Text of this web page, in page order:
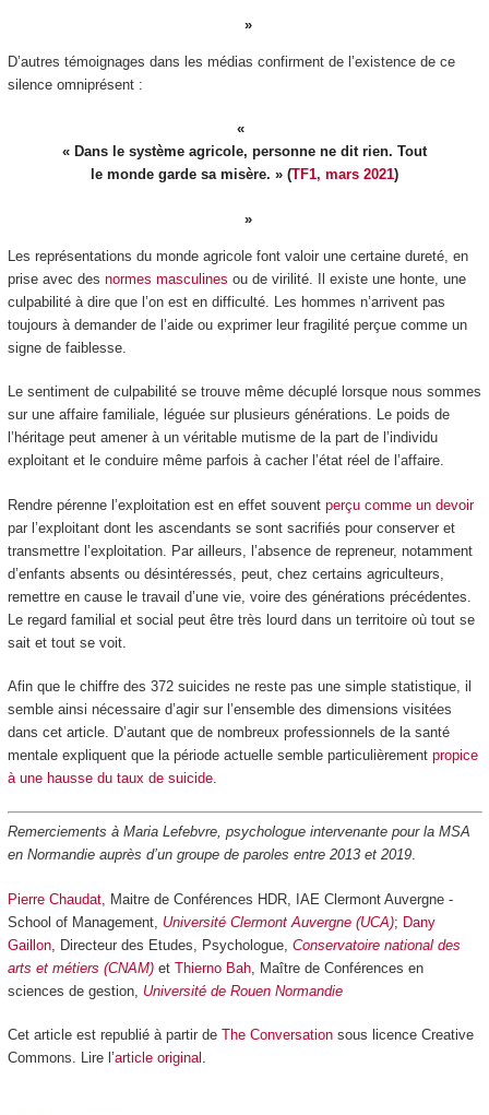
D’autres témoignages dans les médias confirment de l’existence de ce
silence omniprésent :
« Dans le système agricole, personne ne dit rien. Tout
le monde garde sa misère. » (TF1, mars 2021)
Les représentations du monde agricole font valoir une certaine dureté, en
prise avec des normes masculines ou de virilité. Il existe une honte, une
culpabilité à dire que l’on est en difficulté. Les hommes n’arrivent pas
toujours à demander de l’aide ou exprimer leur fragilité perçue comme un
signe de faiblesse.
Le sentiment de culpabilité se trouve même décuplé lorsque nous sommes
sur une affaire familiale, léguée sur plusieurs générations. Le poids de
l’héritage peut amener à un véritable mutisme de la part de l’individu
exploitant et le conduire même parfois à cacher l’état réel de l’affaire.
Rendre pérenne l’exploitation est en effet souvent perçu comme un devoir
par l’exploitant dont les ascendants se sont sacrifiés pour conserver et
transmettre l’exploitation. Par ailleurs, l’absence de repreneur, notamment
d’enfants absents ou désintéressés, peut, chez certains agriculteurs,
remettre en cause le travail d’une vie, voire des générations précédentes.
Le regard familial et social peut être très lourd dans un territoire où tout se
sait et tout se voit.
Afin que le chiffre des 372 suicides ne reste pas une simple statistique, il
semble ainsi nécessaire d’agir sur l’ensemble des dimensions visitées
dans cet article. D’autant que de nombreux professionnels de la santé
mentale expliquent que la période actuelle semble particulièrement propice
à une hausse du taux de suicide.
Remerciements à Maria Lefebvre, psychologue intervenante pour la MSA
en Normandie auprès d’un groupe de paroles entre 2013 et 2019.
Pierre Chaudat, Maitre de Conférences HDR, IAE Clermont Auvergne -
School of Management, Université Clermont Auvergne (UCA); Dany
Gaillon, Directeur des Etudes, Psychologue, Conservatoire national des
arts et métiers (CNAM)et Thierno Bah, Maître de Conférences en
sciences de gestion, Université de Rouen Normandie
Cet article est republié à partir de The Conversationsous licence Creative
Commons. Lire l’article original .